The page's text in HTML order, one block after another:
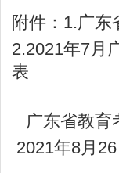
附件：1.广东
2.2021年7月
表
广东省教育
2021年8